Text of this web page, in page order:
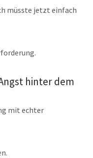
müsste jetzt einfach
hinter dem
mit echter